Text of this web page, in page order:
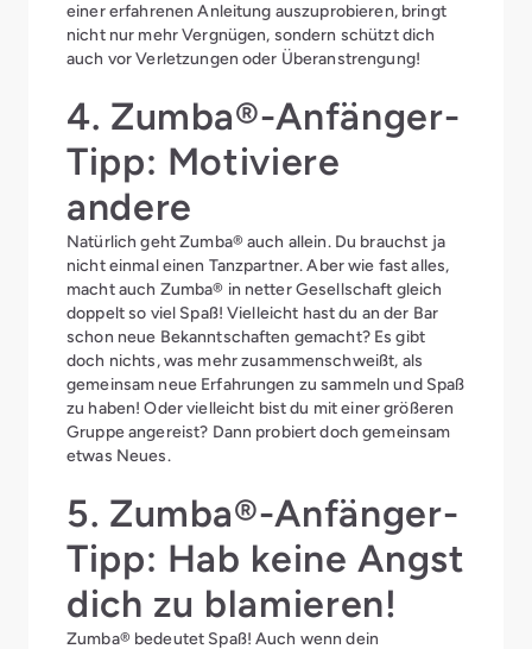
einer erfahrenen Anleitung auszuprobieren, bringt
nicht nur mehr Vergnügen, sondern schützt dich
auch vor Verletzungen oder Überanstrengung!
4. Zumba®-Anfänger-
Tipp: Motiviere
andere
Natürlich geht Zumba® auch allein. Du brauchst ja
nicht einmal einen Tanzpartner. Aber wie fast alles,
macht auch Zumba® in netter Gesellschaft gleich
doppelt so viel Spaß! Vielleicht hast du an der Bar
schon neue Bekanntschaften gemacht? Es gibt
doch nichts, was mehr zusammenschweißt, als
gemeinsam neue Erfahrungen zu sammeln und Spaß
zu haben! Oder vielleicht bist du mit einer größeren
Gruppe angereist? Dann probiert doch gemeinsam
etwas Neues.
5. Zumba®-Anfänger-
Tipp: Hab keine Angst
dich zu blamieren!
Zumba® bedeutet Spaß! Auch wenn dein